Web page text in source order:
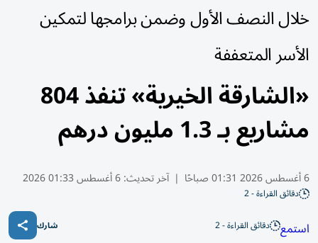
خلال النصف الأول وضمن برامجها لتمكين
الأسر المتعففة
«الشارقة الخيرية» تنفذ 804
مشاريع بـ 1.3 مليون درهم
6 أغسطس 2026 01:31 صباحًا | آخر تحديث:6 أغسطس 01:33 2026
دقائق القراءة - 2
استمع دقائق القراءة - 2 شارك